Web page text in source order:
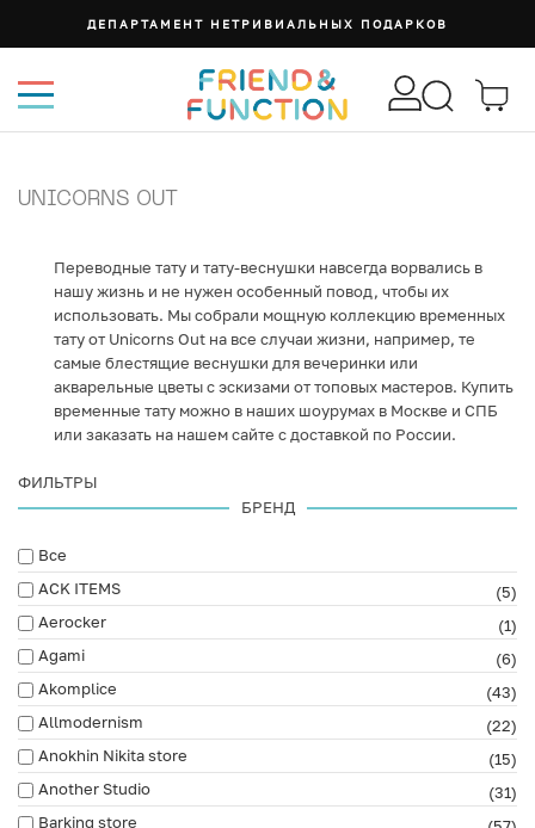
ДЕПАРТАМЕНТ НЕТРИВИАЛЬНЫХ ПОДАРКОВ
UNICORNS OUT
Переводные тату и тату-веснушки навсегда ворвались в
нашу жизнь и не нужен особенный повод, чтобы их
использовать. Мы собрали мощную коллекцию временных
тату от Unicorns Out на все случаи жизни, например, те
самые блестящие веснушки для вечеринки или
акварельные цветы с эскизами от топовых мастеров. Купить
временные тату можно в наших шоурумах в Москве и СПБ
или заказать на нашем сайте с доставкой по России.
ФИЛЬТРЫ
БРЕНД
Все
ACK ITEMS
(5)
Aerocker
(1)
Agami
(6)
Akomplice
(43)
Allmodernism
(22)
Anokhin Nikita store
(15)
Another Studio
(31)
Barking store